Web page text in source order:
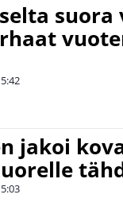
suora
jakoi